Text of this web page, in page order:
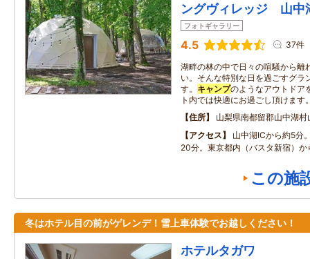
ングヴィレッジ 山中
フォトギャラリー
4.5 37件
湖畔の林の中で日々の喧騒から離
い。そんな特別な日を過ごすグラ
す。 キャンプのようなアウトドア
ト内では快適にお過ごし頂けます
住所
山梨県南都留郡山中湖
アクセス
山中湖ICから約5分
20分。東京都内（バスタ新宿）か
この施
冬はホテル目の前がゲレンデ！雪上車体験でお越しください！
ホテルタガワ